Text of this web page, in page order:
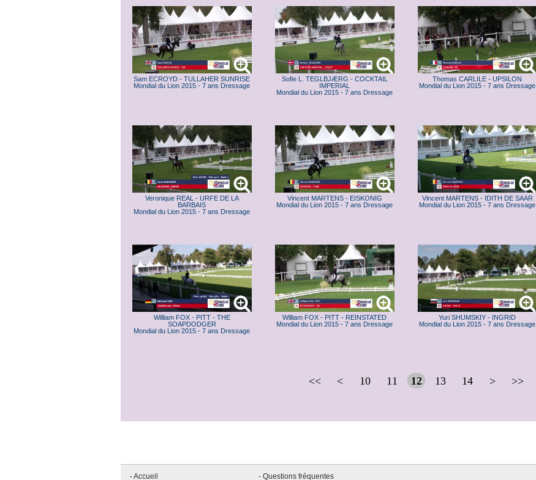
Sam ECROYD - TULLAHER SUNRISE
Mondial du Lion 2015 - 7 ans Dressage
Sofie L. TEGLBJÆRG - COCKTAIL
IMPERIAL
Mondial du Lion 2015 - 7 ans Dressage
Thomas CARLILE - UPSILON
Mondial du Lion 2015 - 7 ans Dressage
Veronique REAL - URFE DE LA
BARBAIS
Mondial du Lion 2015 - 7 ans Dressage
Vincent MARTENS - EISKONIG
Mondial du Lion 2015 - 7 ans Dressage
Vincent MARTENS - IDITH DE SAAR
Mondial du Lion 2015 - 7 ans Dressage
William FOX - PITT - THE
SOAPDODGER
Mondial du Lion 2015 - 7 ans Dressage
William FOX - PITT - REINSTATED
Mondial du Lion 2015 - 7 ans Dressage
Yuri SHUMSKIY - INGRID
Mondial du Lion 2015 - 7 ans Dressage
<< < 10 11 12 13 14 > >>
- Accueil - Questions fréquentes